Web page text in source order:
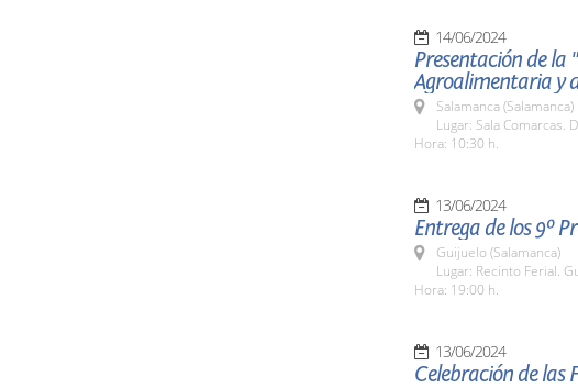
14/06/2024
Presentación de la
Agroalimentaria y
Salamanca (Salamanca)
Lugar: Sala Comarcas.
Hora: 10:30 h.
13/06/2024
Entrega de los 9º
Guijuelo (Salamanca)
Lugar: Recinto Ferial.
Hora: 19:00 h.
13/06/2024
Celebración de las